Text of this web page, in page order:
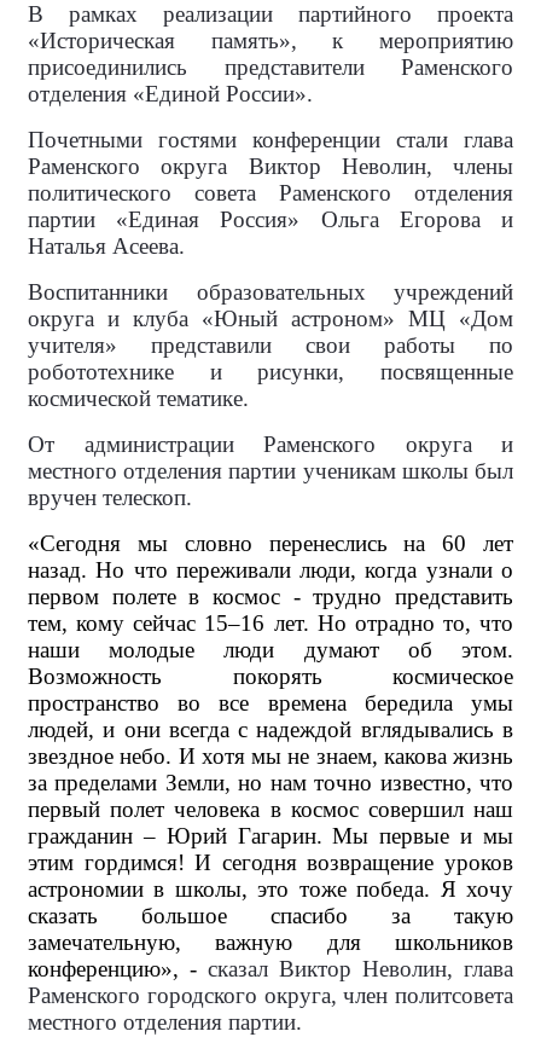
В рамках реализации партийного проекта
«Историческая память», к мероприятию
присоединились представители Раменского
отделения «Единой России».
Почетными гостями конференции стали глава
Раменского округа Виктор Неволин, члены
политического совета Раменского отделения
партии «Единая Россия» Ольга Егорова и
Наталья Асеева.
Воспитанники образовательных учреждений
округа и клуба «Юный астроном» МЦ «Дом
учителя» представили свои работы по
робототехнике и рисунки, посвященные
космической тематике.
От администрации Раменского округа и
местного отделения партии ученикам школы был
вручен телескоп.
«Сегодня мы словно перенеслись на 60 лет
назад. Но что переживали люди, когда узнали о
первом полете в космос - трудно представить
тем, кому сейчас 15–16 лет. Но отрадно то, что
наши молодые люди думают об этом.
Возможность покорять космическое
пространство во все времена бередила умы
людей, и они всегда с надеждой вглядывались в
звездное небо. И хотя мы не знаем, какова жизнь
за пределами Земли, но нам точно известно, что
первый полет человека в космос совершил наш
гражданин – Юрий Гагарин. Мы первые и мы
этим гордимся! И сегодня возвращение уроков
астрономии в школы, это тоже победа. Я хочу
сказать большое спасибо за такую
замечательную, важную для школьников
конференцию», - сказал Виктор Неволин, глава
Раменского городского округа, член политсовета
местного отделения партии.